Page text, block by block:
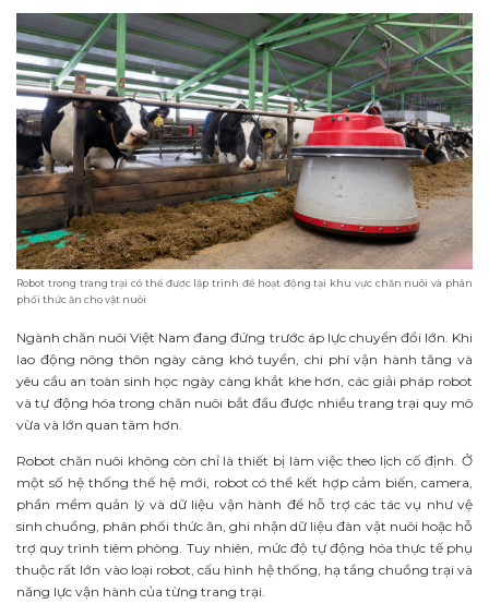
Robot trong trang trại có thể được lập trình để hoạt động tại khu vực chăn nuôi và phân
phối thức ăn cho vật nuôi
Ngành chăn nuôi Việt Nam đang đứng trước áp lực chuyển đổi lớn. Khi
lao động nông thôn ngày càng khó tuyển, chi phí vận hành tăng và
yêu cầu an toàn sinh học ngày càng khắt khe hơn, các giải pháp robot
và tự động hóa trong chăn nuôi bắt đầu được nhiều trang trại quy mô
vừa và lớn quan tâm hơn.
Robot chăn nuôi không còn chỉ là thiết bị làm việc theo lịch cố định. Ở
một số hệ thống thế hệ mới, robot có thể kết hợp cảm biến, camera,
phần mềm quản lý và dữ liệu vận hành để hỗ trợ các tác vụ như vệ
sinh chuồng, phân phối thức ăn, ghi nhận dữ liệu đàn vật nuôi hoặc hỗ
trợ quy trình tiêm phòng. Tuy nhiên, mức độ tự động hóa thực tế phụ
thuộc rất lớn vào loại robot, cấu hình hệ thống, hạ tầng chuồng trại và
năng lực vận hành của từng trang trại.